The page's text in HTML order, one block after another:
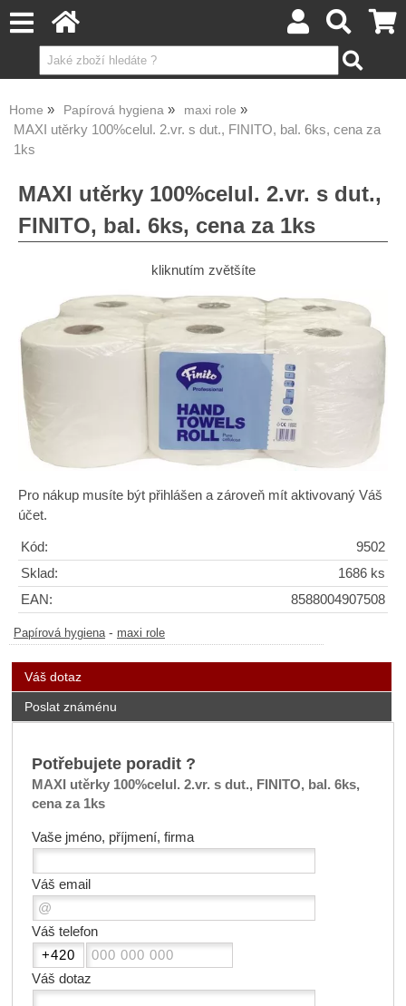
Home Papírová hygiena maxi role
MAXI utěrky 100%celul. 2.vr. s dut., FINITO, bal. 6ks, cena za
1ks
MAXI utěrky 100%celul. 2.vr. s dut.,
FINITO, bal. 6ks, cena za 1ks
kliknutím zvětšíte
Pro nákup musíte být přihlášen a zároveň mít aktivovaný Váš
účet.
Kód:
9502
Sklad:
1686 ks
EAN:
8588004907508
Papírová hygiena - maxi role
Váš dotaz
Poslat známénu
Potřebujete poradit ?
MAXI utěrky 100%celul. 2.vr. s dut., FINITO, bal. 6ks,
cena za 1ks
Vaše jméno, příjmení, firma
Váš email
Váš telefon
Váš dotaz